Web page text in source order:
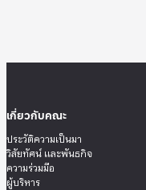
เกี่ยวกับคณะ
ประวัติความเป็นมา
วิสัยทัศน์ และพันธกิจ
ความร่วมมือ
ผู้บริหาร